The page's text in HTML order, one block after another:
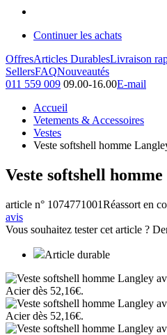
Continuer les achats
OffresArticles DurablesLivraison
SellersFAQNouveautés
011 559 009 09.00-16.00E-mail
Accueil
Vetements & Accessoires
Vestes
Veste softshell homme
Veste softshell
article n° 1074771001Réassort en
avis
Vous souhaitez tester cet article ?
Article durable